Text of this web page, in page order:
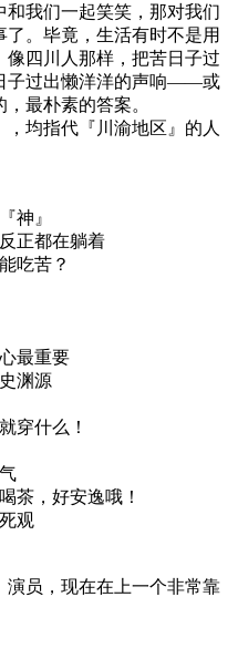
我们一起笑笑，那对我们
。毕竟，生活有时不是用
四川人那样，把苦日子过
子过出懒洋洋的声响——或
最朴素的答案。
均指代『川渝地区』的人
神』
正都在躺着
吃苦？
最重要
渊源
穿什么！
茶，好安逸哦！
观
员，现在在上一个非常靠